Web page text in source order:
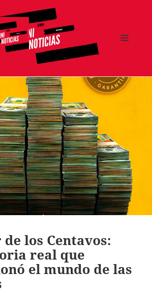
los Centavos:
real que
el mundo de las